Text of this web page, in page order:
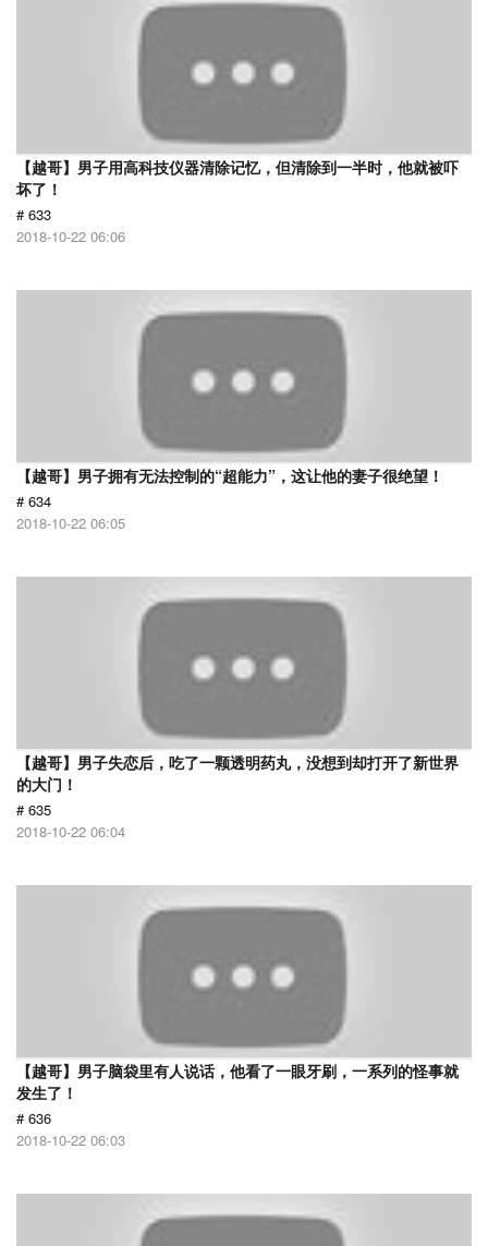
【越哥】男子用高科技仪器清除记忆，但清除到一半时，他就被吓
坏了！
# 633
2018-10-22 06:06
【越哥】男子拥有无法控制的“超能力”，这让他的妻子很绝望！
# 634
2018-10-22 06:05
【越哥】男子失恋后，吃了一颗透明药丸，没想到却打开了新世界
的大门！
# 635
2018-10-22 06:04
【越哥】男子脑袋里有人说话，他看了一眼牙刷，一系列的怪事就
发生了！
# 636
2018-10-22 06:03